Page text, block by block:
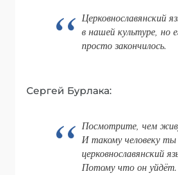
Церковнославянский
в нашей культуре, но
просто закончилось.
Сергей Бурлака:
Посмотрите, чем
И такому человеку
церковнославянский
Потому что он